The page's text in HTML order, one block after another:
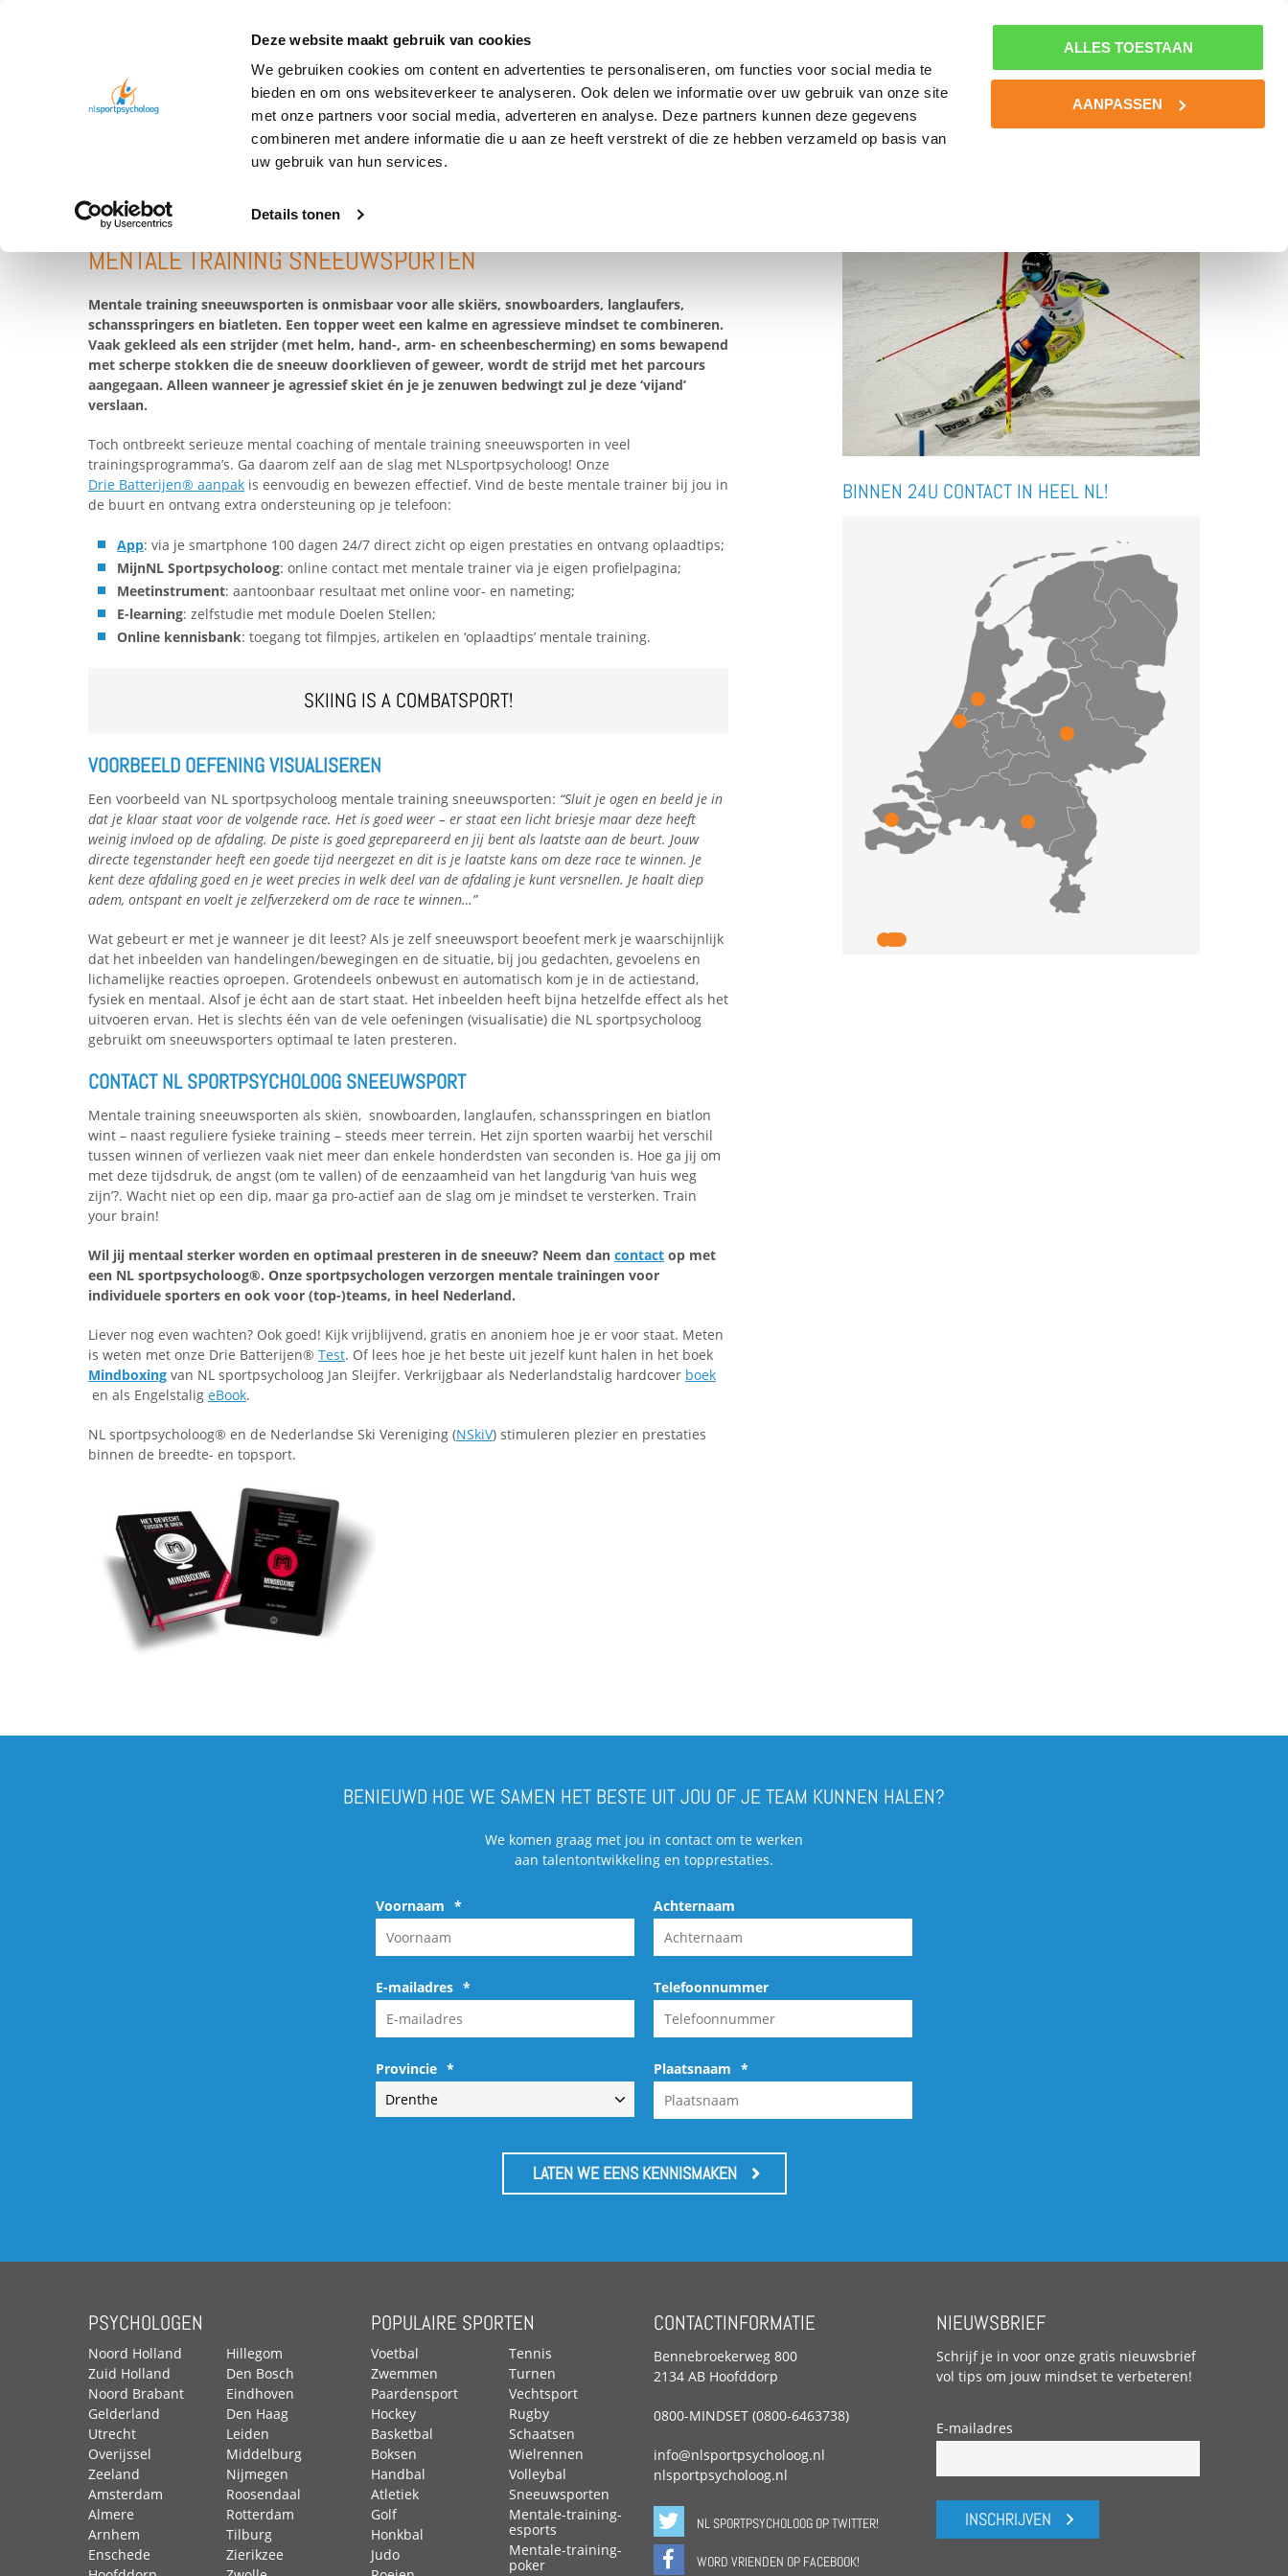
Deze website maakt gebruik van cookies
We gebruiken cookies om content en advertenties te personaliseren, om functies voor social media te
bieden en om ons websiteverkeer te analyseren. Ook delen we informatie over uw gebruik van onze site
met onze partners voor social media, adverteren en analyse. Deze partners kunnen deze gegevens
combineren met andere informatie die u aan ze heeft verstrekt of die ze hebben verzameld op basis van
uw gebruik van hun services.
Details tonen
ALLES TOESTAAN
AANPASSEN
MIJN NLSPORTPSYCHOLOOG
DRIE BATTERIJEN® PODCAST
MENTALE TRAINING SNEEUWSPORTEN
Mentale training sneeuwsporten is onmisbaar voor alle skiërs, snowboarders, langlaufers,
schansspringers en biatleten. Een topper weet een kalme en agressieve mindset te combineren.
Vaak gekleed als een strijder (met helm, hand-, arm- en scheenbescherming) en soms bewapend
met scherpe stokken die de sneeuw doorklieven of geweer, wordt de strijd met het parcours
aangegaan. Alleen wanneer je agressief skiet én je je zenuwen bedwingt zul je deze ‘vijand’
verslaan.
Toch ontbreekt serieuze mental coaching of mentale training sneeuwsporten in veel
trainingsprogramma’s. Ga daarom zelf aan de slag met NLsportpsycholoog! Onze
Drie Batterijen® aanpak is eenvoudig en bewezen effectief. Vind de beste mentale trainer bij jou in
de buurt en ontvang extra ondersteuning op je telefoon:
App: via je smartphone 100 dagen 24/7 direct zicht op eigen prestaties en ontvang oplaadtips;
MijnNL Sportpsycholoog: online contact met mentale trainer via je eigen profielpagina;
Meetinstrument: aantoonbaar resultaat met online voor- en nameting;
E-learning: zelfstudie met module Doelen Stellen;
Online kennisbank: toegang tot filmpjes, artikelen en ‘oplaadtips’ mentale training.
SKIING IS A COMBATSPORT!
VOORBEELD OEFENING VISUALISEREN
Een voorbeeld van NL sportpsycholoog mentale training sneeuwsporten: “Sluit je ogen en beeld je in
dat je klaar staat voor de volgende race. Het is goed weer – er staat een licht briesje maar deze heeft
weinig invloed op de afdaling. De piste is goed geprepareerd en jij bent als laatste aan de beurt. Jouw
directe tegenstander heeft een goede tijd neergezet en dit is je laatste kans om deze race te winnen. Je
kent deze afdaling goed en je weet precies in welk deel van de afdaling je kunt versnellen. Je haalt diep
adem, ontspant en voelt je zelfverzekerd om de race te winnen…”
Wat gebeurt er met je wanneer je dit leest? Als je zelf sneeuwsport beoefent merk je waarschijnlijk
dat het inbeelden van handelingen/bewegingen en de situatie, bij jou gedachten, gevoelens en
lichamelijke reacties oproepen. Grotendeels onbewust en automatisch kom je in de actiestand,
fysiek en mentaal. Alsof je écht aan de start staat. Het inbeelden heeft bijna hetzelfde effect als het
uitvoeren ervan. Het is slechts één van de vele oefeningen (visualisatie) die NL sportpsycholoog
gebruikt om sneeuwsporters optimaal te laten presteren.
CONTACT NL SPORTPSYCHOLOOG SNEEUWSPORT
Mentale training sneeuwsporten als skiën, snowboarden, langlaufen, schansspringen en biatlon
wint – naast reguliere fysieke training – steeds meer terrein. Het zijn sporten waarbij het verschil
tussen winnen of verliezen vaak niet meer dan enkele honderdsten van seconden is. Hoe ga jij om
met deze tijdsdruk, de angst (om te vallen) of de eenzaamheid van het langdurig ‘van huis weg
zijn’?. Wacht niet op een dip, maar ga pro-actief aan de slag om je mindset te versterken. Train
your brain!
Wil jij mentaal sterker worden en optimaal presteren in de sneeuw? Neem dan contact op met
een NL sportpsycholoog®. Onze sportpsychologen verzorgen mentale trainingen voor
individuele sporters en ook voor (top-)teams, in heel Nederland.
Liever nog even wachten? Ook goed! Kijk vrijblijvend, gratis en anoniem hoe je er voor staat. Meten
is weten met onze Drie Batterijen® Test. Of lees hoe je het beste uit jezelf kunt halen in het boek
Mindboxing van NL sportpsycholoog Jan Sleijfer. Verkrijgbaar als Nederlandstalig hardcover boek
en als Engelstalig eBook.
NL sportpsycholoog® en de Nederlandse Ski Vereniging (NSkiV) stimuleren plezier en prestaties
binnen de breedte- en topsport.
BINNEN 24U CONTACT IN HEEL NL!
BENIEUWD HOE WE SAMEN HET BESTE UIT JOU OF JE TEAM KUNNEN HALEN?
We komen graag met jou in contact om te werken
aan talentontwikkeling en topprestaties.
Voornaam * Achternaam
E-mailadres * Telefoonnummer
Provincie * Plaatsnaam *
LATEN WE EENS KENNISMAKEN
PSYCHOLOGEN
Noord Holland
Zuid Holland
Noord Brabant
Gelderland
Utrecht
Overijssel
Zeeland
Amsterdam
Almere
Arnhem
Enschede
Hillegom
Den Bosch
Eindhoven
Den Haag
Leiden
Middelburg
Nijmegen
Roosendaal
Rotterdam
Tilburg
Zierikzee
POPULAIRE SPORTEN
Voetbal
Zwemmen
Paardensport
Hockey
Basketbal
Boksen
Handbal
Atletiek
Golf
Honkbal
Judo
Tennis
Turnen
Vechtsport
Rugby
Schaatsen
Wielrennen
Volleybal
Sneeuwsporten
Mentale-training-
esports
Mentale-training-
poker
CONTACTINFORMATIE
Bennebroekerweg 800
2134 AB Hoofddorp
0800-MINDSET (0800-6463738)
info@nlsportpsycholoog.nl
nlsportpsycholoog.nl
NL SPORTPSYCHOLOOG OP TWITTER!
WORD VRIENDEN OP FACEBOOK!
NIEUWSBRIEF
Schrijf je in voor onze gratis nieuwsbrief
vol tips om jouw mindset te verbeteren!
E-mailadres
INSCHRIJVEN